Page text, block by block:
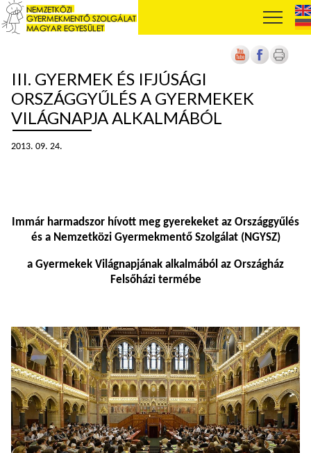
III. GYERMEK ÉS IFJÚSÁGI
ORSZÁGGYŰLÉS A GYERMEKEK
VILÁGNAPJA ALKALMÁBÓL
2013. 09. 24.
Immár harmadszor hívott meg gyerekeket az Országgyűlés
és a Nemzetközi Gyermekmentő Szolgálat (NGYSZ)
a Gyermekek Világnapjának alkalmából az Országház
Felsőházi termébe